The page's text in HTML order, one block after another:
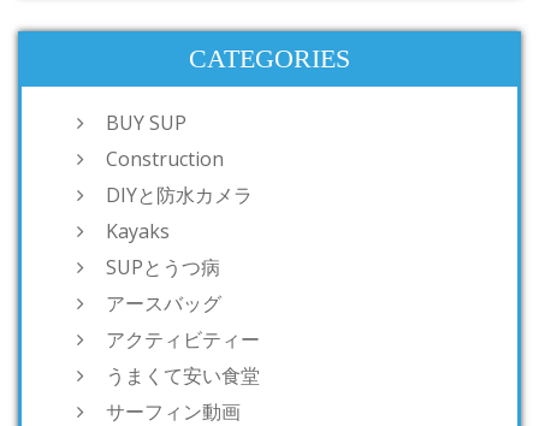
CATEGORIES
BUY SUP
Construction
DIYと防水カメラ
Kayaks
SUPとうつ病
アースバッグ
アクティビティー
うまくて安い食堂
サーフィン動画